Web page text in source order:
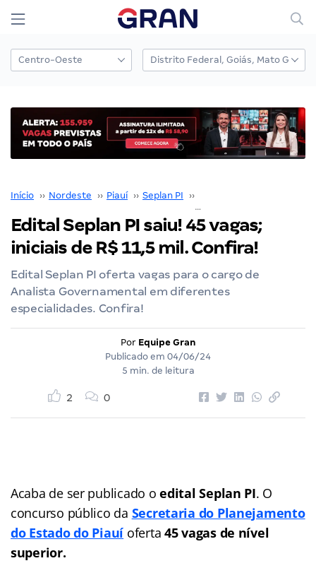
Início ›› Nordeste ›› Piauí ›› Seplan PI ››
Edital Seplan PI saiu! 45 vagas;
iniciais de R$ 11,5 mil. Confira!
Edital Seplan PI oferta vagas para o cargo de
Analista Governamental em diferentes
especialidades. Confira!
Por Equipe Gran
Publicado em 04/06/24
5 min. de leitura
2 0
Acaba de ser publicado oedital Seplan PI. O
concurso público da Secretaria do Planejamento
do Estado do Piauí oferta 45 vagas de nível
superior.